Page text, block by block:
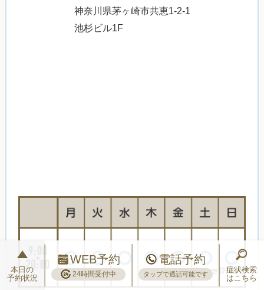
神奈川県茅ヶ崎市共恵1-2-1
池杉ビル1F
本日の
予約状況
WEB予約
24時間受付中
電話予約
タップで通話可能です
症状検索
はこちら